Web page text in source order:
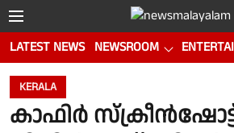
LATEST NEWS NEWSROOM
KERALA
കാഫിർ